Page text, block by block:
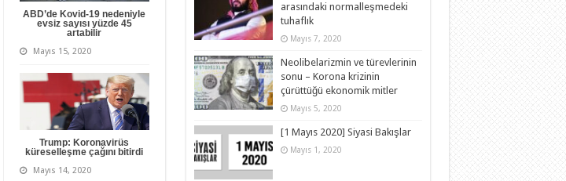
ABD’de Kovid-19 nedeniyle
evsiz sayısı yüzde 45
artabilir
Mayıs 15, 2020
Trump: Koronavirüs
küreselleşme çağını bitirdi
Mayıs 14, 2020
arasındaki normalleşmedeki
tuhaflık
Mayıs 7, 2020
Neolibelarizmin ve türevlerinin
sonu – Korona krizinin
çürüttüğü ekonomik mitler
Mayıs 5, 2020
[1 Mayıs 2020] Siyasi Bakışlar
Mayıs 1, 2020